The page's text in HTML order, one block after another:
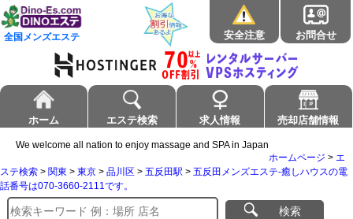
全国メンズエステ 安全注意 お問合せ
ホーム エステ検索 求人情報 売却店舗情報
We welcome all nation to enjoy massage and SPA in Japan
ホームページ > エ
ステ検索 > 関東 > 東京 > 品川区 > 五反田駅 > 五反田メンズエステ-癒しハウスの電
話番号は070-3660-2111です。
検索